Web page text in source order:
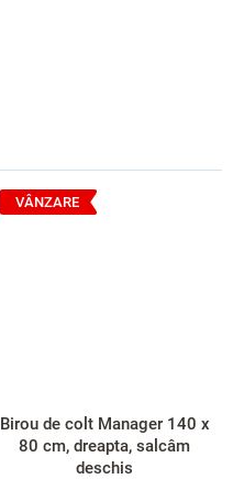
VÂNZARE
Birou de colt Manager 140 x
80 cm, dreapta, salcâm
deschis